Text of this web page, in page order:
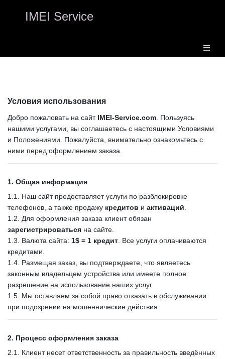
IMEI Service
Условия использования
Добро пожаловать на сайт IMEI-Service.com . Пользуясь
нашими услугами, вы соглашаетесь с настоящими Условиями
и Положениями. Пожалуйста, внимательно ознакомьтесь с
ними перед оформлением заказа.
1. Общая информация
1.1. Наш сайт предоставляет услуги по разблокировке
телефонов, а также продажу кредитов и активаций
1.2. Для оформления заказа клиент обязан
зарегистрироваться на сайте.
1.3. Валюта сайта: 1$ = 1 кредит . Все услуги оплачиваются
кредитами.
1.4. Размещая заказ, вы подтверждаете, что являетесь
законным владельцем устройства или имеете полное
разрешение на использование наших услуг.
1.5. Мы оставляем за собой право отказать в обслуживании
при подозрении на мошеннические действия.
2. Процесс оформления заказа
2.1. Клиент несет ответственность за правильность введённых